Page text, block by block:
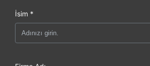
İsim *